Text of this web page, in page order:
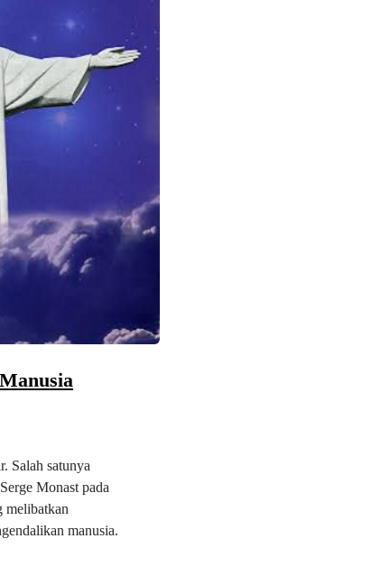
Salah satunya
Monast pada
melibatkan
manusia.